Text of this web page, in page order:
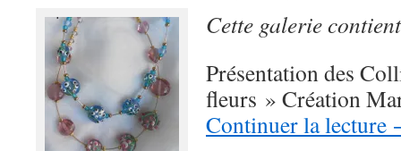
Cette galerie
Présentation des
fleurs » Création
Continuer la lecture